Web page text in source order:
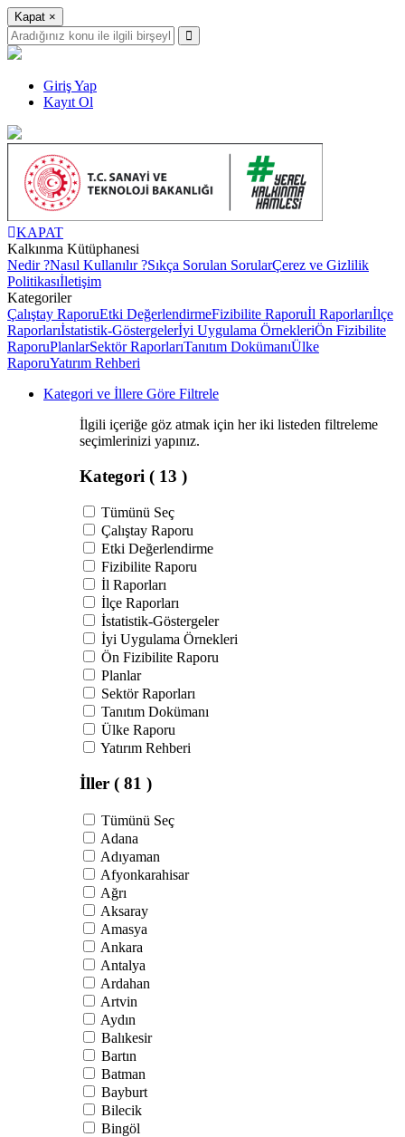
Kapat ×
Giriş Yap
Kayıt Ol
KAPAT
Kalkınma Kütüphanesi
Nedir ?Nasıl Kullanılır ?Sıkça Sorulan SorularÇerez ve Gizlilik
Politikasıİletişim
Kategoriler
Çalıştay RaporuEtki DeğerlendirmeFizibilite Raporuİl Raporlarıİlçe
Raporlarıİstatistik-Göstergelerİyi Uygulama ÖrnekleriÖn Fizibilite
RaporuPlanlarSektör RaporlarıTanıtım DokümanıÜlke
RaporuYatırım Rehberi
Kategori ve İllere Göre Filtrele
İlgili içeriğe göz atmak için her iki listeden filtreleme
seçimlerinizi yapınız.
Kategori ( 13 )
Tümünü Seç
Çalıştay Raporu
Etki Değerlendirme
Fizibilite Raporu
İl Raporları
İlçe Raporları
İstatistik-Göstergeler
İyi Uygulama Örnekleri
Ön Fizibilite Raporu
Planlar
Sektör Raporları
Tanıtım Dokümanı
Ülke Raporu
Yatırım Rehberi
İller ( 81 )
Tümünü Seç
Adana
Adıyaman
Afyonkarahisar
Ağrı
Aksaray
Amasya
Ankara
Antalya
Ardahan
Artvin
Aydın
Balıkesir
Bartın
Batman
Bayburt
Bilecik
Bingöl